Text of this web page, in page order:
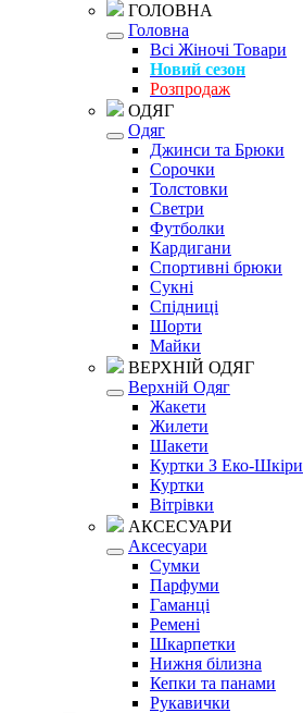
ГОЛОВНА
Головна
Всі Жіночі Товари
Новий сезон
Розпродаж
ОДЯГ
Одяг
Джинси та Брюки
Сорочки
Толстовки
Светри
Футболки
Кардигани
Спортивні брюки
Сукні
Спідниці
Шорти
Майки
ВЕРХНІЙ ОДЯГ
Верхній Одяг
Жакети
Жилети
Шакети
Куртки З Еко-Шкіри
Куртки
Вітрівки
АКСЕСУАРИ
Аксесуари
Сумки
Парфуми
Гаманці
Ремені
Шкарпетки
Нижня білизна
Кепки та панами
Рукавички